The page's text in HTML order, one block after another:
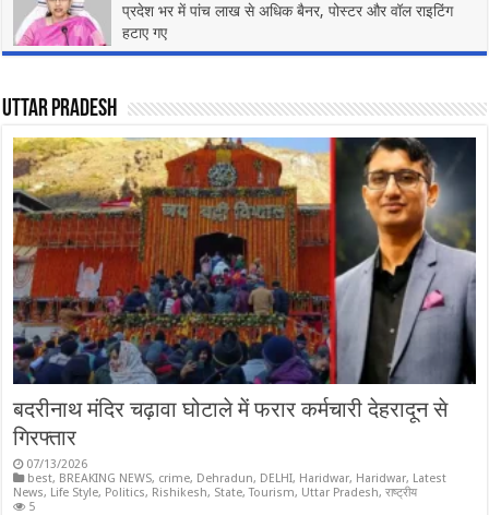
प्रदेश भर में पांच लाख से अधिक बैनर, पोस्टर और वॉल राइटिंग
हटाए गए
10/16/2023 chattisgarh 4,674
Uttar Pradesh
बदरीनाथ मंदिर चढ़ावा घोटाले में फरार कर्मचारी देहरादून से
गिरफ्तार
07/13/2026
best, BREAKING NEWS, crime, Dehradun, DELHI, Haridwar, Haridwar, Latest
News, Life Style, Politics, Rishikesh, State,Tourism, Uttar Pradesh,राष्ट्रीय
5